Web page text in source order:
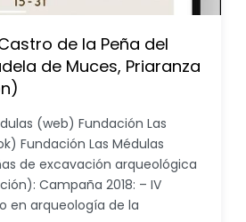
de la Peña del
de Muces, Priaranza
(web) Fundación Las
Fundación Las Médulas
de excavación arqueológica
Campaña 2018: – IV
en arqueología de la